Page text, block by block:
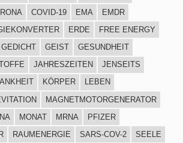
COVID-19 EMA
EMDR
ERDE
FREE ENERGY
GEDICHT GEIST
GESUNDHEIT
JAHRESZEITEN
JENSEITS
KÖRPER
LEBEN
MAGNETMOTORGENERATOR
MONAT MRNA
PFIZER
RAUMENERGIE SARS-COV-2
SEELE